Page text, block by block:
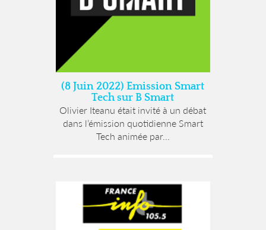
(8 Juin 2022) Emission Smart
Tech sur B Smart
Olivier Iteanu était invité à un débat
dans l’émission quotidienne Smart
Tech animée par...